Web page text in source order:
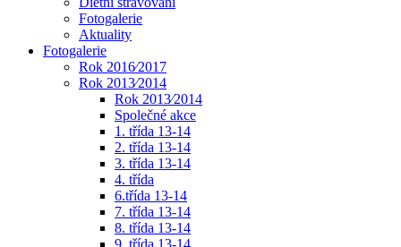
Fotogalerie
Aktuality
Fotogalerie
Rok 2016⁄2017
Rok 2013⁄2014
Rok 2013⁄2014
Společné akce
1. třída 13-14
2. třída 13-14
3. třída 13-14
4. třída
6.třída 13-14
7. třída 13-14
8. třída 13-14
9. třída 13-14